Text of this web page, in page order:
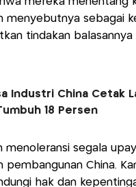
menyebutnya sebagai
tindakan
Industri China Cetak
18 Persen
menoleransi segala
pembangunan China.
hak dan